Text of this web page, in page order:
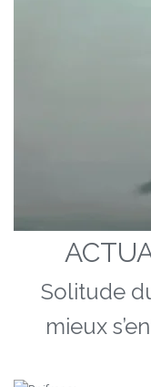
Solitude
mieux